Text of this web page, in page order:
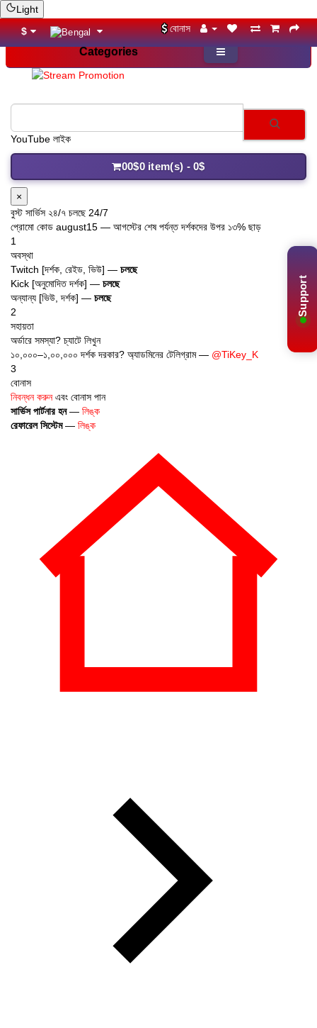
Light
Support
$ বোনাস
YouTube লাইক
00$0 item(s) - 0$
×
বুস্ট সার্ভিস ২৪/৭ চলছে 24/7
প্রোমো কোড august15 — আগস্টের শেষ পর্যন্ত দর্শকদের উপর ১৩% ছাড়
1
অবস্থা
Twitch [দর্শক, রেইড, ভিউ] — চলছে
Kick [অনুমোদিত দর্শক] — চলছে
অন্যান্য [ভিউ, দর্শক] — চলছে
2
সহায়তা
অর্ডারে সমস্যা? চ্যাটে লিখুন
১০,০০০–১,০০,০০০ দর্শক দরকার? অ্যাডমিনের টেলিগ্রাম — @TiKey_K
3
বোনাস
নিবন্ধন করুনএবং বোনাস পান
সার্ভিস পার্টনার হন— লিঙ্ক
রেফারেল সিস্টেম— লিঙ্ক
Categories